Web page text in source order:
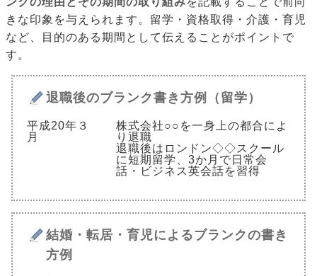
きな印象を与えられます。留学・資格取得・介護・育児
など、目的のある期間として伝えることがポイントで
す。
退職後のブランク書き方例（留学）
平成20年３
月
株式会社○○を一身上の都合によ
り退職
退職後はロンドン◇◇スクール
に短期留学、3か月で日常会
話・ビジネス英会話を習得
結婚・転居・育児によるブランクの書き
方例